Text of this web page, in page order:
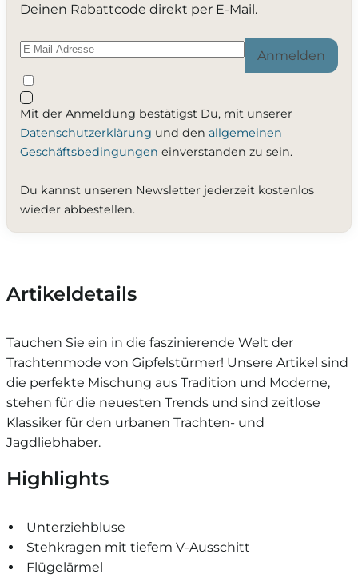
Deinen Rabattcode direkt per E-Mail.
Anmelden
Mit der Anmeldung bestätigst Du, mit unserer
Datenschutzerklärung und den allgemeinen
Geschäftsbedingungen einverstanden zu sein.
Du kannst unseren Newsletter jederzeit kostenlos
wieder abbestellen.
Artikeldetails
Tauchen Sie ein in die faszinierende Welt der
Trachtenmode von Gipfelstürmer! Unsere Artikel sind
die perfekte Mischung aus Tradition und Moderne,
stehen für die neuesten Trends und sind zeitlose
Klassiker für den urbanen Trachten- und
Jagdliebhaber.
Highlights
Unterziehbluse
Stehkragen mit tiefem V-Ausschitt
Flügelärmel